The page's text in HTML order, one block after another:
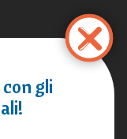
gli